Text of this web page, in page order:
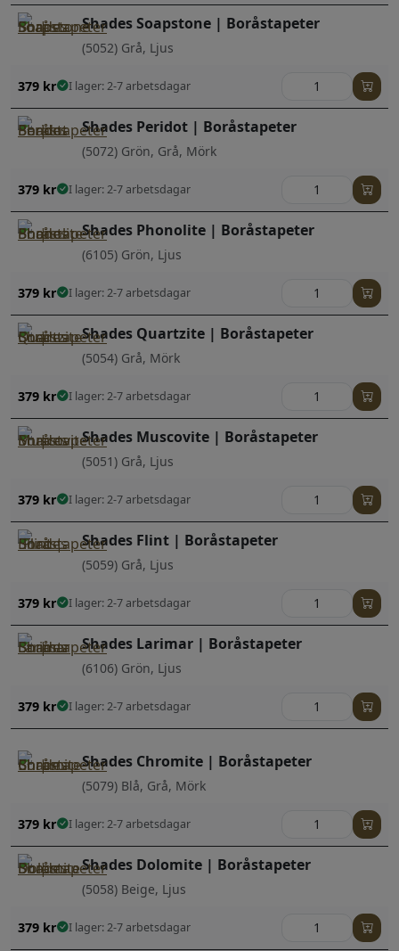
Shades Soapstone | Boråstapeter
(5052) Grå, Ljus
379 kr I lager: 2-7 arbetsdagar
Shades Peridot | Boråstapeter
(5072) Grön, Grå, Mörk
379 kr I lager: 2-7 arbetsdagar
Shades Phonolite | Boråstapeter
(6105) Grön, Ljus
379 kr I lager: 2-7 arbetsdagar
Shades Quartzite | Boråstapeter
(5054) Grå, Mörk
379 kr I lager: 2-7 arbetsdagar
Shades Muscovite | Boråstapeter
(5051) Grå, Ljus
379 kr I lager: 2-7 arbetsdagar
Shades Flint | Boråstapeter
(5059) Grå, Ljus
379 kr I lager: 2-7 arbetsdagar
Shades Larimar | Boråstapeter
(6106) Grön, Ljus
379 kr I lager: 2-7 arbetsdagar
Shades Chromite | Boråstapeter
(5079) Blå, Grå, Mörk
379 kr I lager: 2-7 arbetsdagar
Shades Dolomite | Boråstapeter
(5058) Beige, Ljus
379 kr I lager: 2-7 arbetsdagar